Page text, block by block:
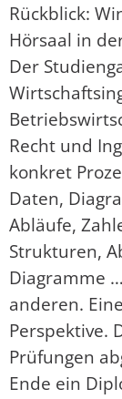
Rückblick:
Hörsaal in
Der
Recht und
konkret
Daten,
Abläufe,
Strukturen,
Diagramme
anderen.
Perspektive.
Prüfungen
Ende ein